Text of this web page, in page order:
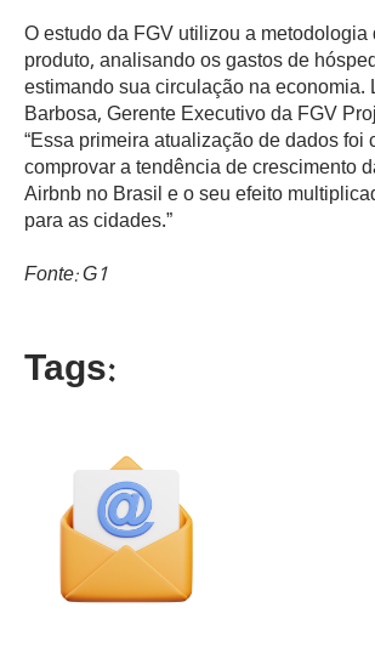
O estudo da FGV utilizou a
produto, analisando os gastos de
estimando sua circulação na economia.
Barbosa, Gerente Executivo da FGV
“Essa primeira atualização de dados foi
comprovar a tendência de crescimento
Airbnb no Brasil e o seu efeito
para as cidades.”
Fonte: G1
Tags: